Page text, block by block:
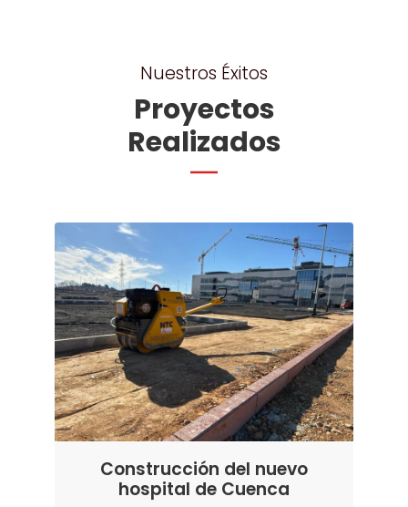
Nuestros Éxitos
Proyectos
Realizados
Construcción del nuevo
hospital de Cuenca